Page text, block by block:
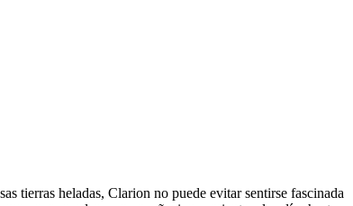
tierras heladas, Clarion no puede evitar sentirse fascinada